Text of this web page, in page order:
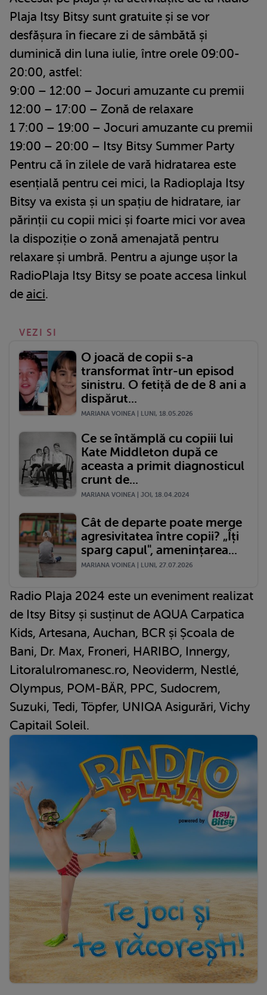
Plaja Itsy Bitsy sunt gratuite și se vor
desfășura în fiecare zi de sâmbătă și
duminică din luna iulie, între orele 09:00-
20:00, astfel:
9:00 – 12:00 – Jocuri amuzante cu premii
12:00 – 17:00 – Zonă de relaxare
1 7:00 – 19:00 – Jocuri amuzante cu premii
19:00 – 20:00 – Itsy Bitsy Summer Party
Pentru că în zilele de vară hidratarea este
esențială pentru cei mici, la Radioplaja Itsy
Bitsy va exista și un spațiu de hidratare, iar
părinții cu copii mici și foarte mici vor avea
la dispoziție o zonă amenajată pentru
relaxare și umbră. Pentru a ajunge ușor la
RadioPlaja Itsy Bitsy se poate accesa linkul
de aici.
VEZI SI
O joacă de copii s-a
transformat într-un episod
sinistru. O fetiță de de 8 ani a
dispărut...
MARIANA VOINEA | LUNI, 18.05.2026
Ce se întămplă cu copiii lui
Kate Middleton după ce
aceasta a primit diagnosticul
crunt de...
MARIANA VOINEA | JOI, 18.04.2024
Cât de departe poate merge
agresivitatea între copii? „Îți
sparg capul", amenințarea...
MARIANA VOINEA | LUNI, 27.07.2026
Radio Plaja 2024 este un eveniment realizat
de Itsy Bitsy și susținut de AQUA Carpatica
Kids, Artesana, Auchan, BCR și Școala de
Bani, Dr. Max, Froneri, HARIBO, Innergy,
Litoralulromanesc.ro, Neoviderm, Nestlé,
Olympus, POM-BÄR, PPC, Sudocrem,
Suzuki, Tedi, Töpfer, UNIQA Asigurări, Vichy
Capitail Soleil.